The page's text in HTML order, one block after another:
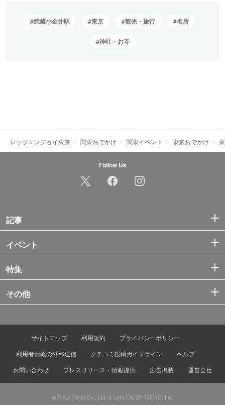
武蔵小金井駅 東京 観光・旅行 名所
神社・お寺
レッツエンジョイ東京 関東おでかけ 関東イベント 東京おでかけ
Follow Us
記事
イベント
特集
その他
サイトマップ 利用規約
プライバシーポリシー
利用者情報の外部送信
クチコミ投稿ガイドライン
ヘルプ
お問い合わせ
プレスリリース・情報提供 広告掲載 運営会社
© Tokyo Metro Co., Ltd. & Let’s ENJOY TOKYO, Inc.